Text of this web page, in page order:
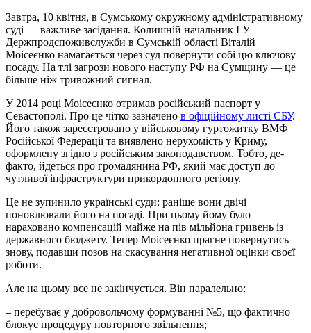
Завтра, 10 квітня, в Сумському окружному адміністративному
суді — важливе засідання. Колишній начальник ГУ
Держпродспоживслужби в Сумській області Віталій
Моісеєнко намагається через суд повернути собі цю ключову
посаду. На тлі загрози нового наступу РФ на Сумщину — це
більше ніж тривожний сигнал.
У 2014 році Моісеєнко отримав російський паспорт у
Севастополі. Про це чітко зазначено в офіційному листі СБУ.
Його також зареєстровано у військовому гуртожитку ВМФ
Російської Федерації та виявлено нерухомість у Криму,
оформлену згідно з російським законодавством. Тобто, де-
факто, йдеться про громадянина РФ, який має доступ до
чутливої інфраструктури прикордонного регіону.
Це не зупинило українські суди: раніше вони двічі
поновлювали його на посаді. При цьому йому було
нараховано компенсацій майже на пів мільйона гривень із
державного бюджету. Тепер Моісеєнко прагне повернутись
знову, подавши позов на скасування негативної оцінки своєї
роботи.
Але на цьому все не закінчується. Він паралельно:
– перебуває у добровольчому формуванні №5, що фактично
блокує процедуру повторного звільнення;